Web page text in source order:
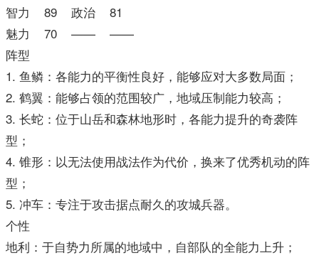
智力 89 政治 81
魅力 70 —— ——
阵型
1. 鱼鳞：各能力的平衡性良好，能够应对大多数局面；
2. 鹤翼：能够占领的范围较广，地域压制能力较高；
3. 长蛇：位于山岳和森林地形时，各能力提升的奇袭阵
型；
4. 锥形：以无法使用战法作为代价，换来了优秀机动的阵
型；
5. 冲车：专注于攻击据点耐久的攻城兵器。
个性
地利：于自势力所属的地域中，自部队的全能力上升；